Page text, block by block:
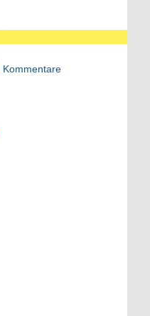
Kommentare